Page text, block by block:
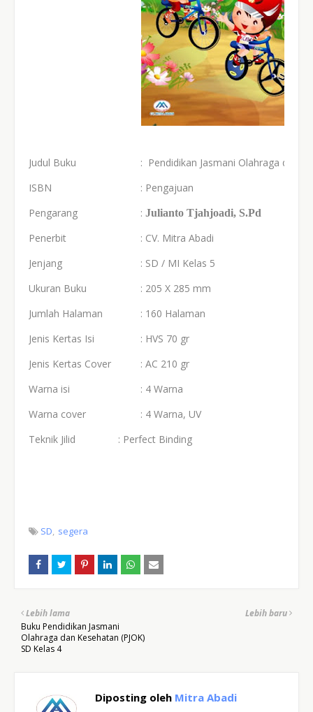
Judul Buku
: Pendidikan Jasmani Olahraga dan
ISBN
: Pengajuan
Pengarang
: Julianto Tjahjoadi, S.Pd
Penerbit
: CV. Mitra Abadi
Jenjang
: SD / MI Kelas 5
Ukuran Buku
: 205 X 285 mm
Jumlah Halaman
: 160 Halaman
Jenis Kertas Isi
: HVS 70 gr
Jenis Kertas Cover
: AC 210 gr
Warna isi
: 4 Warna
Warna cover
: 4 Warna, UV
Teknik Jilid
: Perfect Binding
SD segera
Lebih baru
Lebih lama
Buku Pendidikan Jasmani
Olahraga dan Kesehatan (PJOK)
SD Kelas 4
Diposting oleh Mitra Abadi